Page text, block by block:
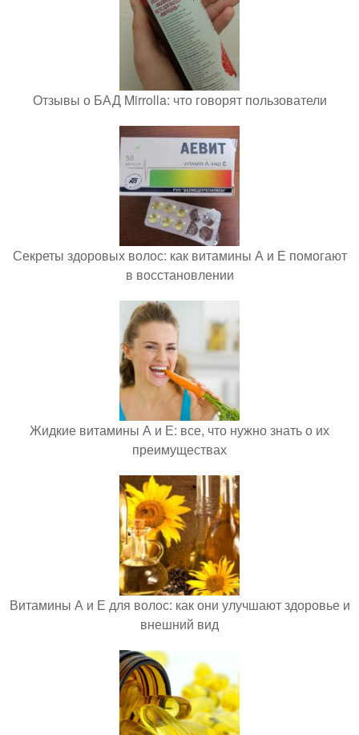
Отзывы о БАД Mirrolla: что говорят пользователи
Секреты здоровых волос: как витамины А и Е помогают
в восстановлении
Жидкие витамины А и Е: все, что нужно знать о их
преимуществах
Витамины А и Е для волос: как они улучшают здоровье и
внешний вид